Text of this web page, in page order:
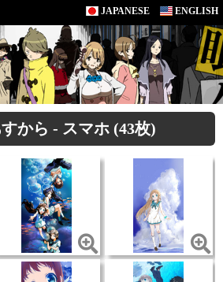
JAPANESE ENGLISH
から - スマホ (43枚)